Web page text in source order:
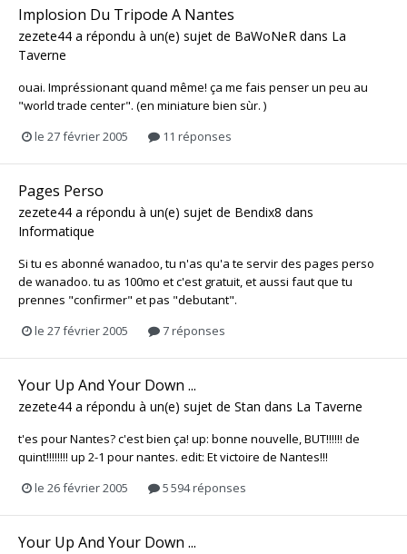
Implosion Du Tripode A Nantes
zezete44 a répondu à un(e) sujet de BaWoNeR dans La
Taverne
ouai. Impréssionant quand même! ça me fais penser un peu au
"world trade center". (en miniature bien sùr. )
le 27 février 2005
11 réponses
Pages Perso
zezete44 a répondu à un(e) sujet de Bendix8 dans
Informatique
Si tu es abonné wanadoo, tu n'as qu'a te servir des pages perso
de wanadoo. tu as 100mo et c'est gratuit, et aussi faut que tu
prennes "confirmer" et pas "debutant".
le 27 février 2005
7 réponses
Your Up And Your Down ...
zezete44 a répondu à un(e) sujet de Stan dans La Taverne
t'es pour Nantes? c'est bien ça! up: bonne nouvelle, BUT!!!!!! de
quint!!!!!!!! up 2-1 pour nantes. edit: Et victoire de Nantes!!!
le 26 février 2005
5 594 réponses
Your Up And Your Down ...